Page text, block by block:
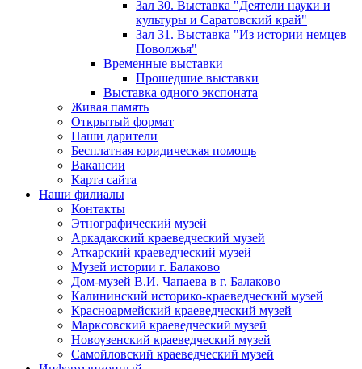
Зал 30. Выставка "Деятели науки и
культуры и Саратовский край"
Зал 31. Выставка "Из истории немцев
Поволжья"
Временные выставки
Прошедшие выставки
Выставка одного экспоната
Живая память
Открытый формат
Наши дарители
Бесплатная юридическая помощь
Вакансии
Карта сайта
Наши филиалы
Контакты
Этнографический музей
Аркадакский краеведческий музей
Аткарский краеведческий музей
Музей истории г. Балаково
Дом-музей В.И. Чапаева в г. Балаково
Калининский историко-краеведческий музей
Красноармейский краеведческий музей
Марксовский краеведческий музей
Новоузенский краеведческий музей
Самойловский краеведческий музей